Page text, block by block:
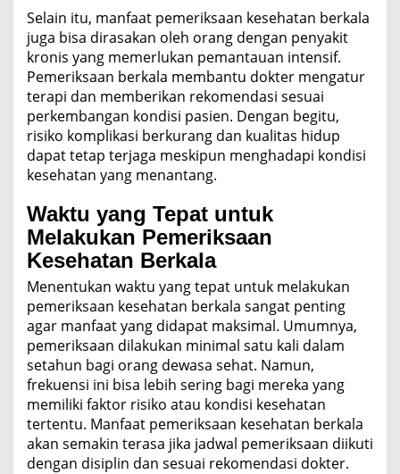
Selain itu, manfaat pemeriksaan kesehatan berkala
juga bisa dirasakan oleh orang dengan penyakit
kronis yang memerlukan pemantauan intensif.
Pemeriksaan berkala membantu dokter mengatur
terapi dan memberikan rekomendasi sesuai
perkembangan kondisi pasien. Dengan begitu,
risiko komplikasi berkurang dan kualitas hidup
dapat tetap terjaga meskipun menghadapi kondisi
kesehatan yang menantang.
Waktu yang Tepat untuk
Melakukan Pemeriksaan
Kesehatan Berkala
Menentukan waktu yang tepat untuk melakukan
pemeriksaan kesehatan berkala sangat penting
agar manfaat yang didapat maksimal. Umumnya,
pemeriksaan dilakukan minimal satu kali dalam
setahun bagi orang dewasa sehat. Namun,
frekuensi ini bisa lebih sering bagi mereka yang
memiliki faktor risiko atau kondisi kesehatan
tertentu. Manfaat pemeriksaan kesehatan berkala
akan semakin terasa jika jadwal pemeriksaan diikuti
dengan disiplin dan sesuai rekomendasi dokter.